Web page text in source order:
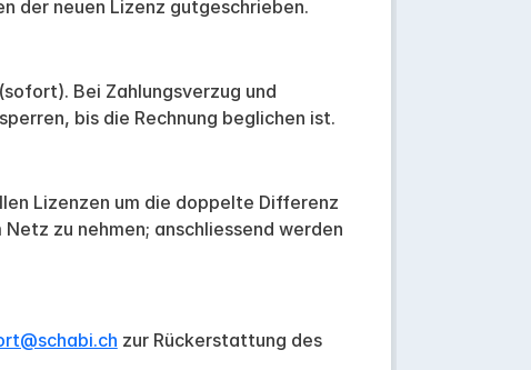
der neuen Lizenz gutgeschrieben.
Bei Zahlungsverzug und
bis die Rechnung beglichen ist.
Lizenzen um die doppelte Differenz
zu nehmen; anschliessend werden
zur Rückerstattung des